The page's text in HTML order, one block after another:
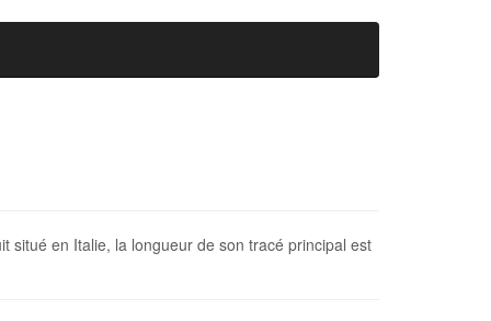
situé en Italie, la longueur de son tracé principal est